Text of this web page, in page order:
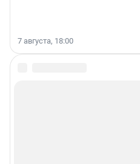
7 августа, 18:00